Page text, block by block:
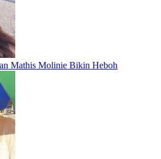
Mathis Molinie Bikin Heboh